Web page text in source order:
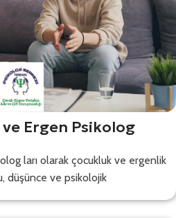
Ergen Psikolog
ları olarak çocukluk ve ergenlik
düşünce ve psikolojik